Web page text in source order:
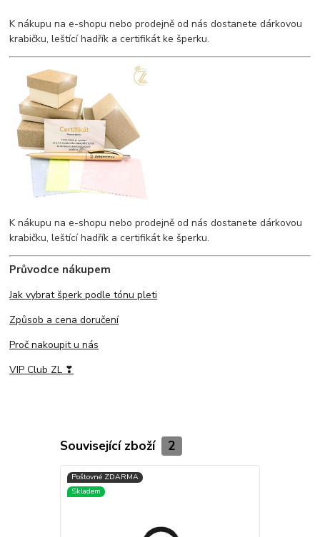
K nákupu na e-shopu nebo prodejně od nás dostanete dárkovou
krabičku, leštící hadřík a certifikát ke šperku.
K nákupu na e-shopu nebo prodejně od nás dostanete dárkovou
krabičku, leštící hadřík a certifikát ke šperku.
Průvodce nákupem
Jak vybrat šperk podle tónu pleti
Způsob a cena doručení
Proč nakoupit u nás
VIP Club ZL ❣
Související zboží 2